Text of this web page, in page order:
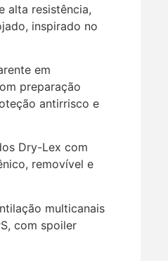
alta resistência,
inspirado no
em
preparação
antirrisco e
Dry-Lex com
removível e
multicanais
com spoiler